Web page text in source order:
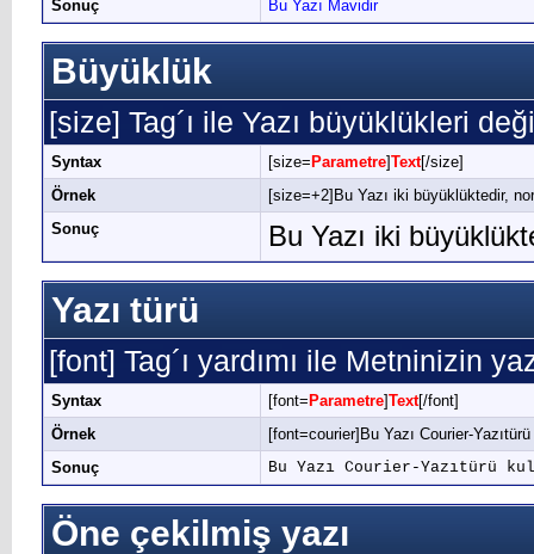
Sonuç Bu Yazı Mavidir
Büyüklük
[size] Tag´ı ile Yazı büyüklükleri
Syntax [size= Parametre]Text[/size]
Örnek
[size=+2]Bu Yazı iki büyüklüktedir,
Sonuç
Bu Yazı iki
Yazı türü
[font] Tag´ı yardımı ile Metninizin
Syntax [font= Parametre]Text[/font]
Örnek
[font=courier]Bu Yazı Courier-
Sonuç
Bu Yazı Courier-Yazıtürü
Öne çekilmiş yazı